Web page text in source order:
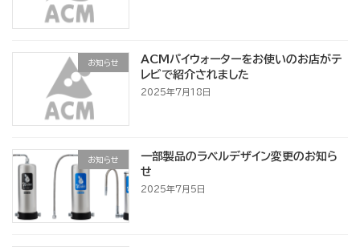
お知らせ
ACMパイウォーターをお使いのお店がテ
レビで紹介されました
2025年7月18日
お知らせ
一部製品のラベルデザイン変更のお知ら
せ
2025年7月5日